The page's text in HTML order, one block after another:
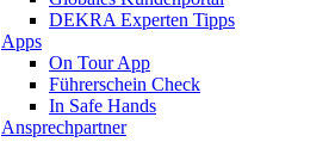
DEKRA Experten Tipps
Apps
On Tour App
Führerschein Check
In Safe Hands
Ansprechpartner